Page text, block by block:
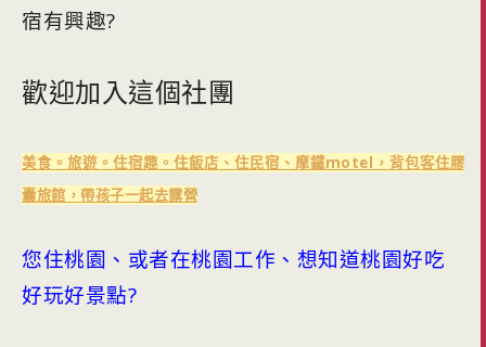
宿有興趣?
歡迎加入這個社團
美食。旅遊。住宿趣。住飯店、住民宿、摩鐵motel，背包客住膠
囊旅館，帶孩子一起去露營
您住桃園、或者在桃園工作、想知道桃園好吃
好玩好景點?